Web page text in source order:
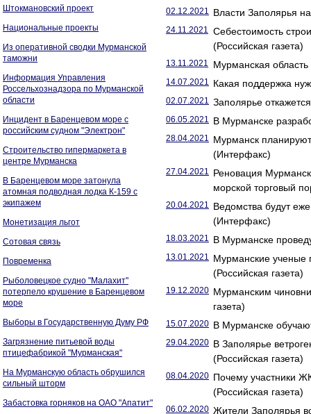
Штокмановский проект
Национальные проекты
Из оперативной сводки Мурманской
таможни
Информация Управления
Россельхознадзора по Мурманской
области
Инцидент в Баренцевом море с
российским судном "Электрон"
Строительство гипермаркета в
центре Мурманска
В Баренцевом море затонула
атомная подводная лодка К-159 с
экипажем
Монетизация льгот
Сотовая связь
Повременка
Рыболовецкое судно "Малахит"
потерпело крушение в Баренцевом
море
Выборы в Государственную Думу РФ
Загрязнение питьевой воды
птицефабрикой "Мурманская"
На Мурманскую область обрушился
сильный шторм
Забастовка горняков на ОАО "Апатит"
02.12.2021 Власти Заполярья
24.11.2021 Себестоимость
(Российская газета)
13.11.2021 Мурманская
14.07.2021 Какая поддержка
02.07.2021 Заполярье
06.05.2021 В Мурманске
28.04.2021 Мурманск
(Интерфакс)
27.04.2021 Реновация
морской торговый
20.04.2021 Ведомства будут
(Интерфакс)
18.03.2021 В Мурманске
13.01.2021 Мурманские ученые
(Российская газета)
19.12.2020 Мурманским
газета)
15.07.2020 В Мурманске
29.04.2020 В Заполярье
(Российская газета)
08.04.2020 Почему участники
(Российская газета)
06.02.2020 Жители Заполярья